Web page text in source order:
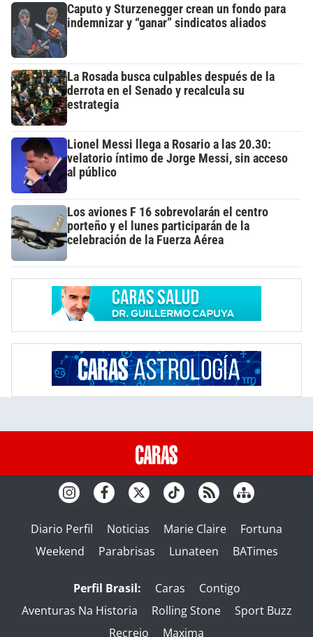
Caputo y Sturzenegger crean un fondo para
indemnizar y “ganar” sindicatos aliados
La Rosada busca culpables después de la
derrota en el Senado y recalcula su
estrategia
Lionel Messi llega a Rosario a las 20.30:
velatorio íntimo de Jorge Messi, sin acceso
al público
Los aviones F 16 sobrevolarán el centro
porteño y el lunes participarán de la
celebración de la Fuerza Aérea
Diario Perfil Noticias Marie Claire
Fortuna
Weekend
Parabrisas Lunateen BATimes
Perfil Brasil: Caras
Contigo
Aventuras Na Historia
Rolling Stone
Sport Buzz
Recreio
Maxima